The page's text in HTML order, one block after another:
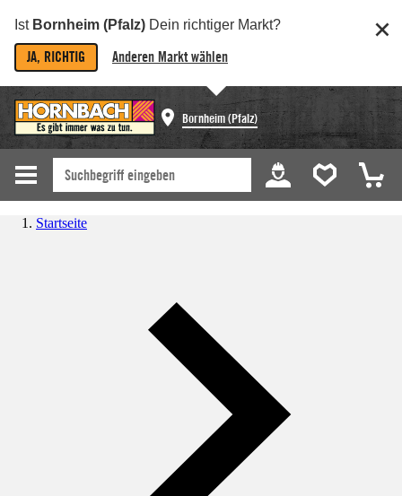
Ist Bornheim (Pfalz) Dein richtiger Markt?
JA, RICHTIG Anderen Markt wählen
Bornheim (Pfalz)
Startseite